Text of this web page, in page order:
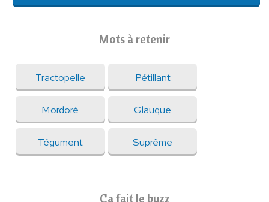
Mots à retenir
Tractopelle Pétillant
Mordoré Glauque
Tégument Suprême
Ça fait le buzz